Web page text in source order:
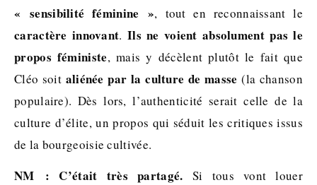
« sensibilité féminine », tout en reconnaissant le
caractère innovant. Ils ne voient absolument pas le
propos féministe, mais y décèlent plutôt le fait que
Cléo soit aliénée par la culture de masse (la chanson
populaire). Dès lors, l’authenticité serait celle de la
culture d’élite, un propos qui séduit les critiques issus
de la bourgeoisie cultivée.
NM : C’était très partagé. Si tous vont louer